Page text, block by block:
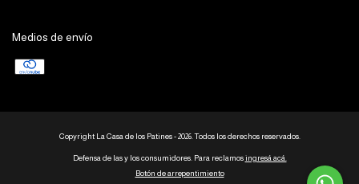
Medios de envío
Copyright La Casa de los Patines - 2026. Todos los derechos reservados.
Defensa de las y los consumidores. Para reclamos ingresá acá.
Botón de arrepentimiento